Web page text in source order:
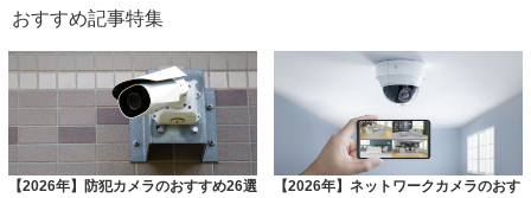
おすすめ記事特集
【2026年】防犯カメラのおすすめ26選
【2026年】ネットワークカメラのおす